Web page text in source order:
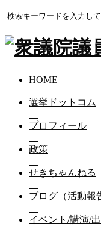
HOME
選挙ドットコム
プロフィール
政策
せきちゃんねる
ブログ（活動報
イベント/講演/
HOME
私は、
私は、日本人
2025-12-03
おコメの問題は、あ
議論の前提となる基
いくつかに問題を分
私は、日本人のアイ
だからこそ、減反の
戦前、農林省の減反